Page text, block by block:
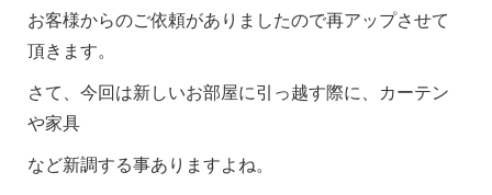
お客様からのご依頼がありましたので再アップさせて
頂きます。
さて、今回は新しいお部屋に引っ越す際に、カーテン
や家具
など新調する事ありますよね。